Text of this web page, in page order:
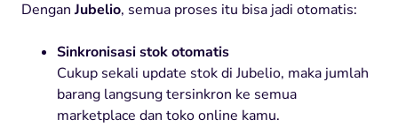
Dengan Jubelio, semua proses itu bisa jadi otomatis:
Sinkronisasi stok otomatis
Cukup sekali update stok di Jubelio, maka jumlah
barang langsung tersinkron ke semua
marketplace dan toko online kamu.